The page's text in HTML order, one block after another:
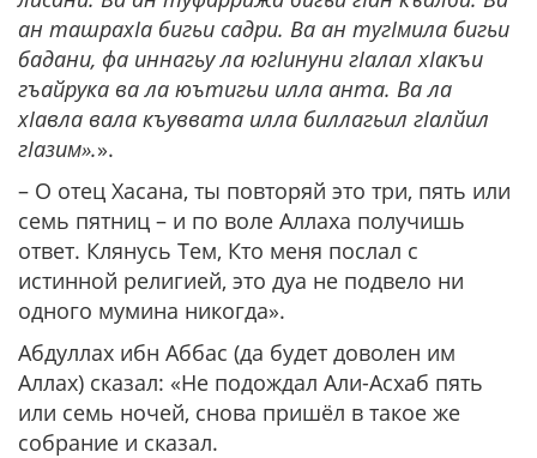
ан ташрахIа бигьи садри. Ва ан тугIмила бигьи
бадани, фа иннагьу ла югIинуни гIалал хIакъи
гъайрука ва ла юътигьи илла анта. Ва ла
хIавла вала къуввата илла биллагьил гIалйил
гIазим».».
– О отец Хасана, ты повторяй это три, пять или
семь пятниц – и по воле Аллаха получишь
ответ. Клянусь Тем, Кто меня послал с
истинной религией, это дуа не подвело ни
одного мумина никогда».
Абдуллах ибн Аббас (да будет доволен им
Аллах) сказал: «Не подождал Али-Асхаб пять
или семь ночей, снова пришёл в такое же
собрание и сказал.